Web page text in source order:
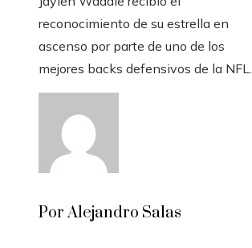
reconocimiento de su estrella en
ascenso por parte de uno de los
mejores backs defensivos de la NFL.
Por Alejandro Salas